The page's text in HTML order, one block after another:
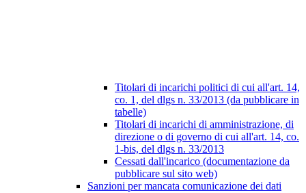
Titolari di incarichi politici di cui all'art. 14,
co. 1, del dlgs n. 33/2013 (da pubblicare in
tabelle)
Titolari di incarichi di amministrazione, di
direzione o di governo di cui all'art. 14, co.
1-bis, del dlgs n. 33/2013
Cessati dall'incarico (documentazione da
pubblicare sul sito web)
Sanzioni per mancata comunicazione dei dati